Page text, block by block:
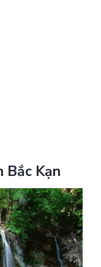
Bắc Kạn